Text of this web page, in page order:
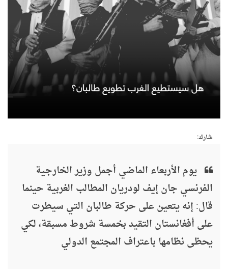
شارك:
يوم الأربعاء الماضي أجمل وزير الخارجية
الفرنسي جان إيف لودريان المطالب الغربية حينما
قال: إنه يتعين على حركة طالبان التي سيطرت
على أفغانستان التقيد بخمسة شروط مسبقة، لكي
يحظى نظامها باعتراف المجتمع الدولي